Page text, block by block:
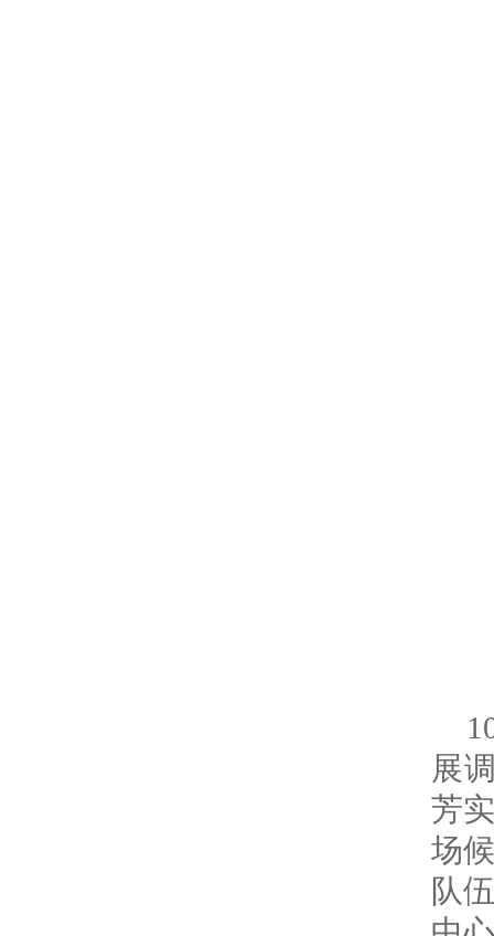
展
芳
场
队